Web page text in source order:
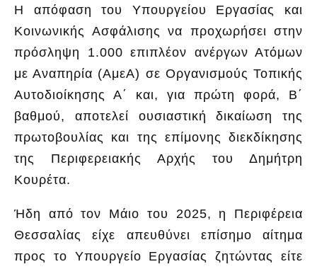
Η απόφαση του Υπουργείου Εργασίας και
Κοινωνικής Ασφάλισης να προχωρήσει στην
πρόσληψη 1.000 επιπλέον ανέργων Ατόμων
με Αναπηρία (ΑμεΑ) σε Οργανισμούς Τοπικής
Αυτοδιοίκησης Α΄ και, για πρώτη φορά, Β΄
βαθμού, αποτελεί ουσιαστική δικαίωση της
πρωτοβουλίας και της επίμονης διεκδίκησης
της Περιφερειακής Αρχής του Δημήτρη
Κουρέτα.
Ήδη από τον Μάιο του 2025, η Περιφέρεια
Θεσσαλίας είχε απευθύνει επίσημο αίτημα
προς το Υπουργείο Εργασίας ζητώντας είτε